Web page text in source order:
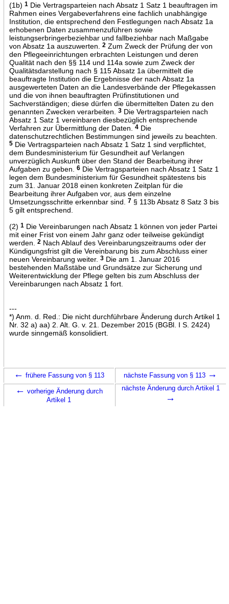
(1b) 1Die Vertragsparteien nach Absatz 1 Satz 1 beauftragen im
Rahmen eines Vergabeverfahrens eine fachlich unabhängige
Institution, die entsprechend den Festlegungen nach Absatz 1a
erhobenen Daten zusammenzuführen sowie
leistungserbringerbeziehbar und fallbeziehbar nach Maßgabe
von Absatz 1a auszuwerten.
2Zum Zweck der Prüfung der von
den Pflegeeinrichtungen erbrachten Leistungen und deren
Qualität nach den §§ 114 und 114a sowie zum Zweck der
Qualitätsdarstellung nach § 115 Absatz 1a übermittelt die
beauftragte Institution die Ergebnisse der nach Absatz 1a
ausgewerteten Daten an die Landesverbände der Pflegekassen
und die von ihnen beauftragten Prüfinstitutionen und
Sachverständigen; diese dürfen die übermittelten Daten zu den
genannten Zwecken verarbeiten.
3Die Vertragsparteien nach
Absatz 1 Satz 1 vereinbaren diesbezüglich entsprechende
Verfahren zur Übermittlung der Daten.
4Die
datenschutzrechtlichen Bestimmungen sind jeweils zu beachten.
5Die Vertragsparteien nach Absatz 1 Satz 1 sind verpflichtet,
dem Bundesministerium für Gesundheit auf Verlangen
unverzüglich Auskunft über den Stand der Bearbeitung ihrer
Aufgaben zu geben.
6Die Vertragsparteien nach Absatz 1 Satz 1
legen dem Bundesministerium für Gesundheit spätestens bis
zum 31. Januar 2018 einen konkreten Zeitplan für die
Bearbeitung ihrer Aufgaben vor, aus dem einzelne
Umsetzungsschritte erkennbar sind.
7§ 113b Absatz 8 Satz 3 bis
5 gilt entsprechend.
(2) 1Die Vereinbarungen nach Absatz 1 können von jeder Partei
mit einer Frist von einem Jahr ganz oder teilweise gekündigt
werden.
2Nach Ablauf des Vereinbarungszeitraums oder der
Kündigungsfrist gilt die Vereinbarung bis zum Abschluss einer
neuen Vereinbarung weiter. 3Die am 1. Januar 2016
bestehenden Maßstäbe und Grundsätze zur Sicherung und
Weiterentwicklung der Pflege gelten bis zum Abschluss der
Vereinbarungen nach Absatz 1 fort.
---
*) Anm. d. Red.: Die nicht durchführbare Änderung durch Artikel 1
Nr. 32 a) aa) 2. Alt. G. v. 21. Dezember 2015 (BGBl. I S. 2424)
wurde sinngemäß konsolidiert.
← frühere Fassung von § 113 nächste Fassung von § 113 →
← vorherige Änderung durch
Artikel 1
nächste Änderung durch Artikel 1
→